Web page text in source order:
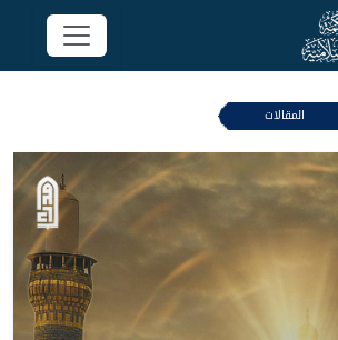
المقالات